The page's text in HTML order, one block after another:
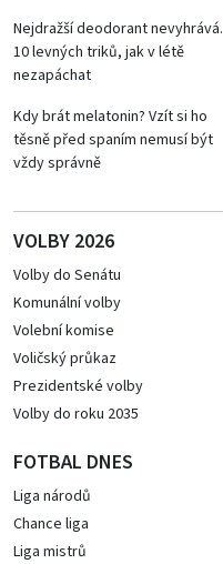
Nejdražší deodorant nevyhrává.
10 levných triků, jak v létě
nezapáchat
Kdy brát melatonin? Vzít si ho
těsně před spaním nemusí být
vždy správně
VOLBY 2026
Volby do Senátu
Komunální volby
Volební komise
Voličský průkaz
Prezidentské volby
Volby do roku 2035
FOTBAL DNES
Liga národů
Chance liga
Liga mistrů